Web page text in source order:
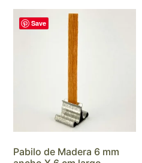
Save
Pabilo de Madera 6 mm